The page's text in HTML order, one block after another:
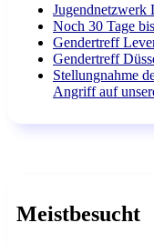
Jugendnetzwerk
Noch 30 Tage
Gendertreff
Gendertreff
Stellungnahme
Angriff auf
Meistbesucht